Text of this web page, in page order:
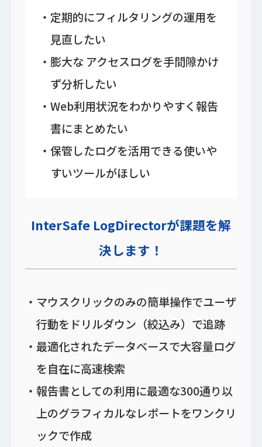
定期的にフィルタリングの運用を
見直したい
膨大な アクセスログを手間隙かけ
ず分析したい
Web利用状況をわかりやすく報告
書にまとめたい
保管したログを活用できる使いや
すいツールがほしい
InterSafe LogDirectorが課題を解
決します！
マウスクリックのみの簡単操作でユーザ
行動をドリルダウン（絞込み）で追跡
最適化されたデータベースで大容量ログ
を自在に高速検索
報告書としての利用に最適な300通り以
上のグラフィカルなレポートをワンクリ
ックで作成